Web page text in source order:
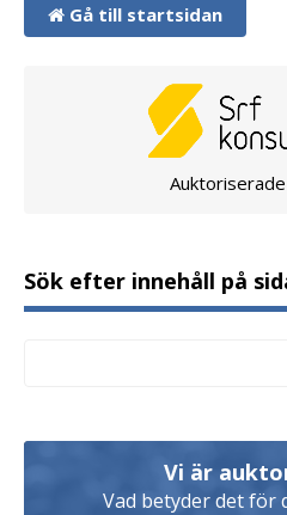
Gå till startsidan
Sök efter innehåll på
Vi är
Vad betyder det för